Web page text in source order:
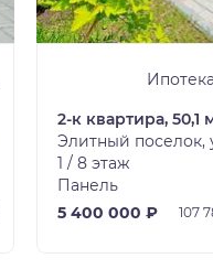
2-к квартира, 50,1
Элитный поселок,
1 / 8 этаж
Панель
5 400 000 ₽
107